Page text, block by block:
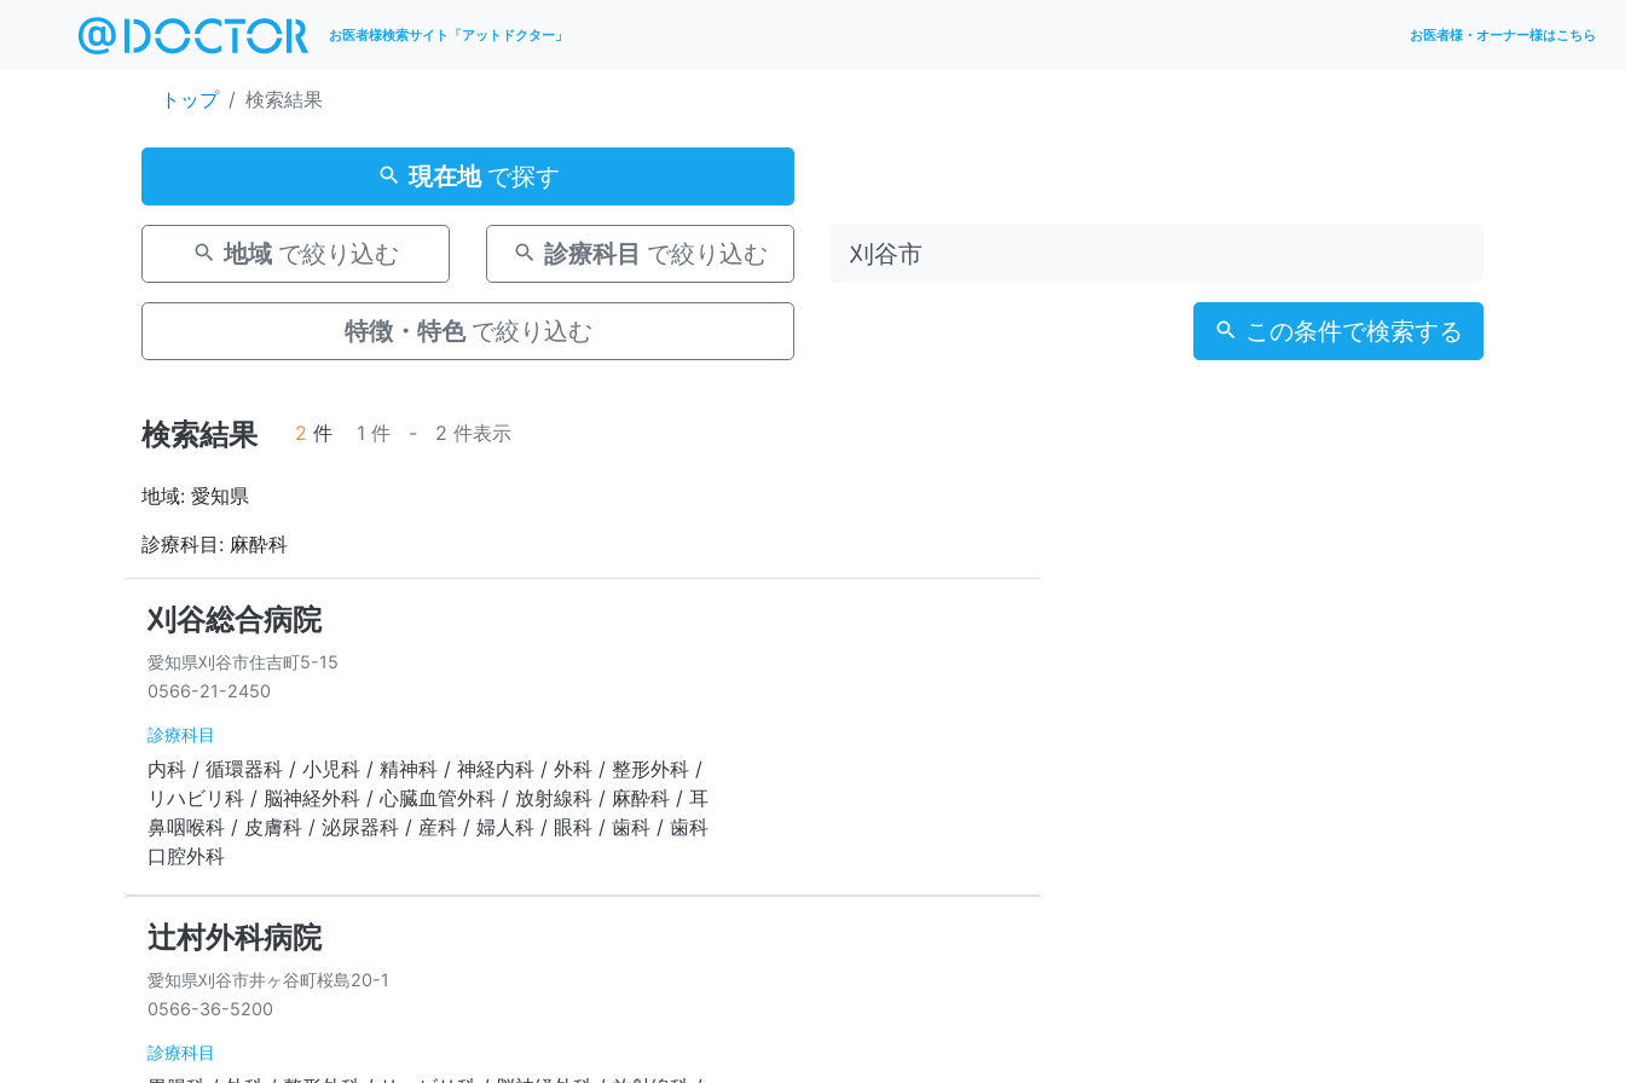
お医者様検索サイト「アットドクター」 お医者様・オーナー様はこちら
トップ 検索結果
現在地 で探す
地域 で絞り込む 診療科目 で絞り込む
特徴・特色 で絞り込む この条件で検索する
検索結果 2 件 1 件 - 2 件表示
地域: 愛知県
診療科目: 麻酔科
刈谷総合病院
愛知県刈谷市住吉町5-15
0566-21-2450
診療科目
内科 / 循環器科 / 小児科 / 精神科 / 神経内科 / 外科 / 整形外科 /
リハビリ科 / 脳神経外科 / 心臓血管外科 / 放射線科 / 麻酔科 / 耳
鼻咽喉科 / 皮膚科 / 泌尿器科 / 産科 / 婦人科 / 眼科 / 歯科 / 歯科
口腔外科
辻村外科病院
愛知県刈谷市井ヶ谷町桜島20-1
0566-36-5200
診療科目